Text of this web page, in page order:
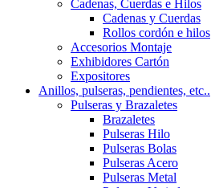
Cadenas, Cuerdas e Hilos
Cadenas y Cuerdas
Rollos cordón e hilos
Accesorios Montaje
Exhibidores Cartón
Expositores
Anillos, pulseras, pendientes, etc..
Pulseras y Brazaletes
Brazaletes
Pulseras Hilo
Pulseras Bolas
Pulseras Acero
Pulseras Metal